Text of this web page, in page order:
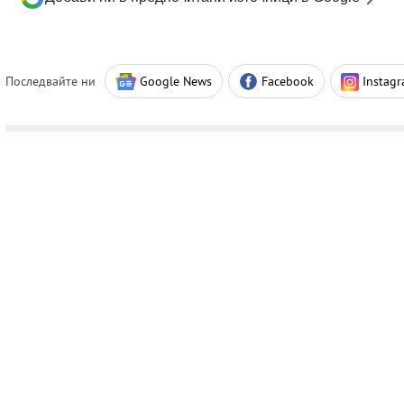
Последвайте ни Google News Facebook